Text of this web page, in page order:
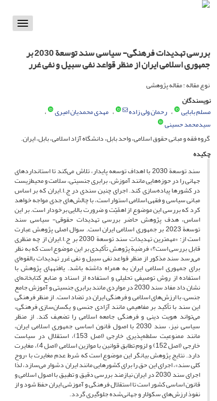
Toggle
بررسی تهدیدات فرهنگی- سیاسی سند توسعة 2030 بر
جمهوری اسلامی ایران از منظر قواعد نفی سبیل و نفی غرر
نوع مقاله : مقاله پژوهشی
نویسندگان
مسلم بابایی
رحمان ولی زاده
مهدی محمدیان امیری
سیدمحمد حسینی
گروه فقه و مبانی حقوق اسلامی، واحد بابل، دانشگاه آزاد اسلامی، بابل، ایران.
چکیده
سند توسعة 2030 با اهداف توسعه پایدار، تلاش می‌کند تا استانداردهای
جهانی را در حوزه‌هایی مانند آموزش، برابری جنسیتی، سلامت و محیط‌زیست
در کشورها پیاده‌سازی کند. اجرای چنین سندی در ج.ا.ایران که بر اساس
مبانی سیاسی و فقهی اسلامی استوار است، با چالش‌های جدی مواجه خواهد
کرد که بررسی این موضوع از اهمّیّت و ضرورت بالایی برخودار است. بر این
اساس، هدف پژوهش حاضر بررسی تهدیدات حقوقی- سیاسی سند
توسعة 2023 بر جمهوری اسلامی ایران است. سوال اصلی پژوهش عبارت
است از: «مهمترین تهدیدات سند توسعة 2030 بر ج.ا.ایران از چه منظری
قابل بررسی است؟» فرضیة پژوهش تأکیدی بر این موضوع است که به نظر
می‌رسد سند مذکور از منظر قواعد نفی سبیل و نفی غرر تهدیدات بالقوه‌ای
برای جمهوری اسلامی ایران به همراه داشته باشد. یافتههای پژوهش با
استفاده از روش توصیفی تحلیلی و استفاده از اسناد و منابع کتابخانه‌ای
نشان داد مفاد سند 2030 در مواردی مانند برابری جنسیتی و آموزش جامع
جنسی، با ارزش‌های اسلامی و فرهنگی ایران در تضاد است. از منظر فرهنگی
این سند با تأکید بر مفاهیمی مانند آزادی جنسی و یکسان‌سازی فرهنگی،
می‌تواند هویت دینی و فرهنگی جامعه اسلامی را تضعیف کند. از منظر
سیاسی نیز، سند 2030 با اصول قانون اساسی جمهوری اسلامی ایران،
مانند ممنوعیت سلطه‌پذیری خارجی (اصل 153)، استقلال در سیاست
خارجی (اصل 152) و لزوم تطابق قوانین با موازین اسلامی (اصل 4)، مغایرت
دارد. نتایج پژوهش بیانگر این موضوع است که شرط عدم مغایرت با «روح
کلی سند»، اجرای این حق را برای کشورهایی مانند ایران دشوار می‌سازد، لذا
اجرای سند 2030 در ایران نیازمند بررسی دقیق و تطبیق با اصول اسلامی و
قانون اساسی کشور است تا استقلال فرهنگی و آموزشی ایران حفظ شود و از
نفوذ ارزش‌های سکولار و جهانی‌شده جلوگیری گردد.